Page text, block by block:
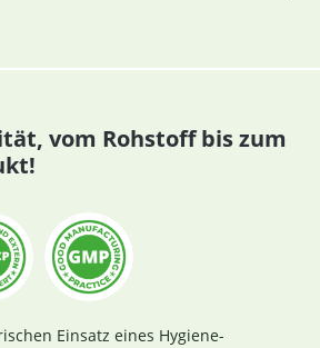
vom Rohstoff bis zum
Einsatz eines Hygiene-